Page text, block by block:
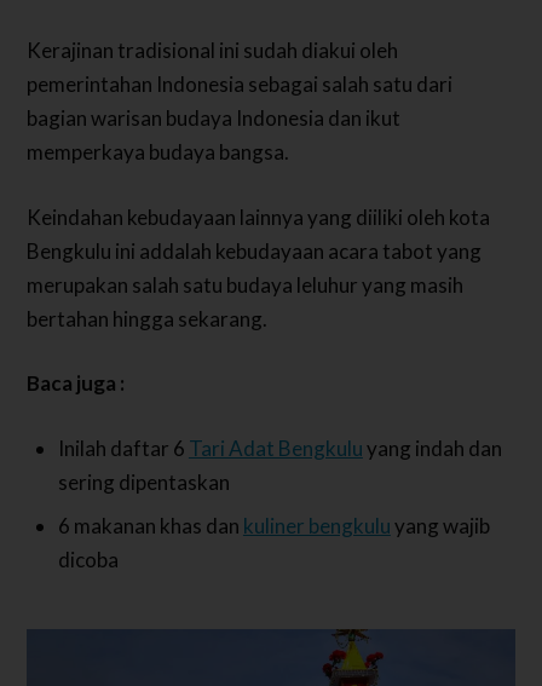
Kerajinan tradisional ini sudah diakui oleh
pemerintahan Indonesia sebagai salah satu dari
bagian warisan budaya Indonesia dan ikut
memperkaya budaya bangsa.
Keindahan kebudayaan lainnya yang diiliki oleh kota
Bengkulu ini addalah kebudayaan acara tabot yang
merupakan salah satu budaya leluhur yang masih
bertahan hingga sekarang.
Baca juga :
Inilah daftar 6 Tari Adat Bengkuluyang indah dan
sering dipentaskan
6 makanan khas dan kuliner bengkuluyang wajib
dicoba